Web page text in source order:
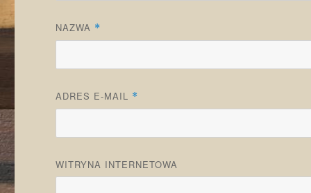
NAZWA *
ADRES E-MAIL *
WITRYNA INTERNETOWA